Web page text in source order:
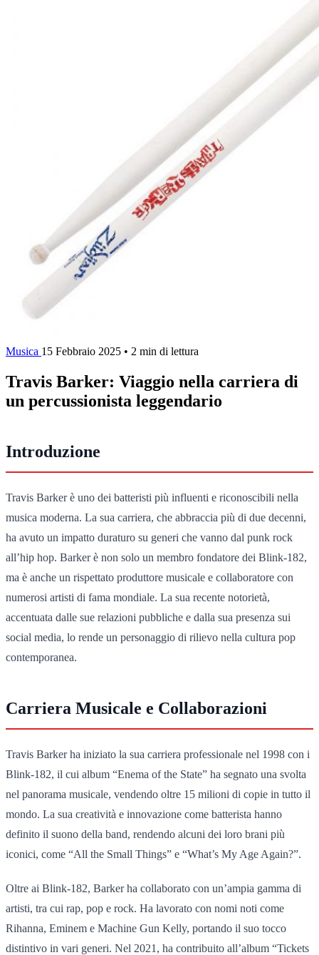
Musica 15 Febbraio 2025 • 2 min di lettura
Travis Barker: Viaggio nella carriera di
un percussionista leggendario
Introduzione
Travis Barker è uno dei batteristi più influenti e riconoscibili nella
musica moderna. La sua carriera, che abbraccia più di due decenni,
ha avuto un impatto duraturo su generi che vanno dal punk rock
all’hip hop. Barker è non solo un membro fondatore dei Blink-182,
ma è anche un rispettato produttore musicale e collaboratore con
numerosi artisti di fama mondiale. La sua recente notorietà,
accentuata dalle sue relazioni pubbliche e dalla sua presenza sui
social media, lo rende un personaggio di rilievo nella cultura pop
contemporanea.
Carriera Musicale e Collaborazioni
Travis Barker ha iniziato la sua carriera professionale nel 1998 con i
Blink-182, il cui album “Enema of the State” ha segnato una svolta
nel panorama musicale, vendendo oltre 15 milioni di copie in tutto il
mondo. La sua creatività e innovazione come batterista hanno
definito il suono della band, rendendo alcuni dei loro brani più
iconici, come “All the Small Things” e “What’s My Age Again?”.
Oltre ai Blink-182, Barker ha collaborato con un’ampia gamma di
artisti, tra cui rap, pop e rock. Ha lavorato con nomi noti come
Rihanna, Eminem e Machine Gun Kelly, portando il suo tocco
distintivo in vari generi. Nel 2021, ha contribuito all’album “Tickets